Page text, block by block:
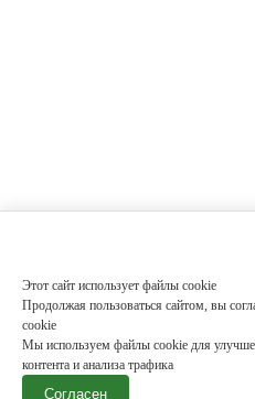
Этот сайт использует файлы cookie
Продолжая пользоваться сайтом, вы
cookie
Мы используем файлы cookie для
контента и анализа трафика
Согласен